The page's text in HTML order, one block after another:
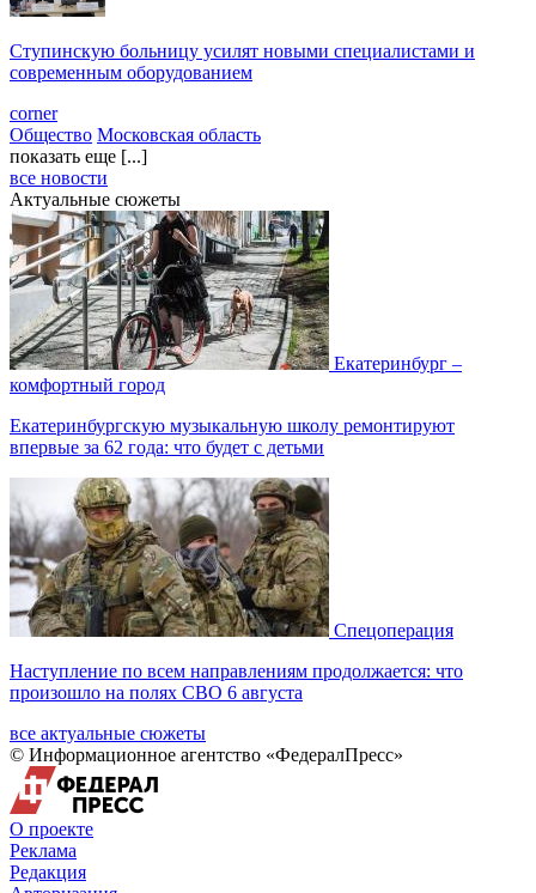
Ступинскую больницу усилят новыми специалистами и
современным оборудованием
corner
Общество Московская область
показать еще [...]
все новости
Актуальные сюжеты
Екатеринбург –
комфортный город
Екатеринбургскую музыкальную школу ремонтируют
впервые за 62 года: что будет с детьми
Спецоперация
Наступление по всем направлениям продолжается: что
произошло на полях СВО 6 августа
все актуальные сюжеты
© Информационное агентство «ФедералПресс»
О проекте
Реклама
Редакция